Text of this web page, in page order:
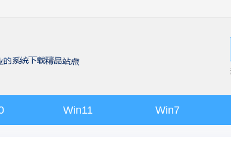
Win11 Win7